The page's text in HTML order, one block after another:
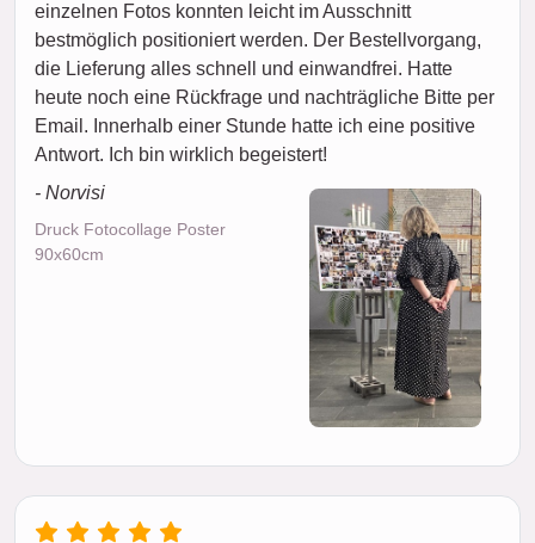
einzelnen Fotos konnten leicht im Ausschnitt
bestmöglich positioniert werden. Der Bestellvorgang,
die Lieferung alles schnell und einwandfrei. Hatte
heute noch eine Rückfrage und nachträgliche Bitte per
Email. Innerhalb einer Stunde hatte ich eine positive
Antwort. Ich bin wirklich begeistert!
- Norvisi
Druck Fotocollage Poster
90x60cm